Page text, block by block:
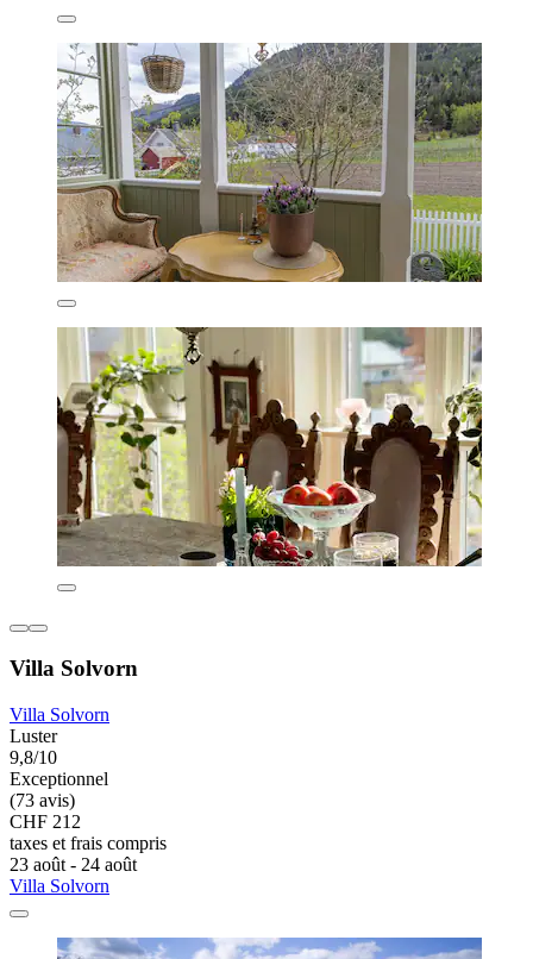
Villa Solvorn
Villa Solvorn
Luster
9,8/10
Exceptionnel
(73 avis)
CHF 212
taxes et frais compris
23 août - 24 août
Villa Solvorn